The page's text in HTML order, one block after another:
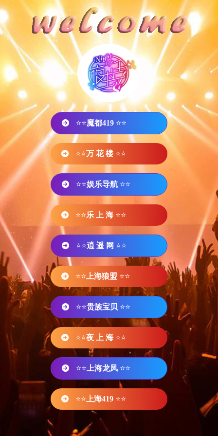
⭐⭐魔都419 ⭐⭐
⭐⭐万 花 楼 ⭐⭐
⭐⭐娱乐导航 ⭐⭐
⭐⭐乐 上 海 ⭐⭐
⭐⭐逍 遥 网 ⭐⭐
⭐⭐ 上海狼盟 ⭐⭐
⭐⭐贵族宝贝 ⭐⭐
⭐⭐夜 上 海 ⭐⭐
⭐⭐ 上海龙凤 ⭐⭐
⭐⭐ 上海419 ⭐⭐